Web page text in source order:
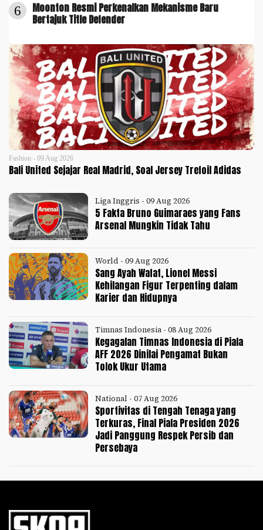
6
Moonton Resmi Perkenalkan Mekanisme Baru
Bertajuk Title Defender
Fashion - 09 Aug 2026
Bali United Sejajar Real Madrid, Soal Jersey Trefoil Adidas
Liga Inggris - 09 Aug 2026
5 Fakta Bruno Guimaraes yang Fans
Arsenal Mungkin Tidak Tahu
World - 09 Aug 2026
Sang Ayah Wafat, Lionel Messi
Kehilangan Figur Terpenting dalam
Karier dan Hidupnya
Timnas Indonesia - 08 Aug 2026
Kegagalan Timnas Indonesia di Piala
AFF 2026 Dinilai Pengamat Bukan
Tolok Ukur Utama
National - 07 Aug 2026
Sportivitas di Tengah Tenaga yang
Terkuras, Final Piala Presiden 2026
Jadi Panggung Respek Persib dan
Persebaya